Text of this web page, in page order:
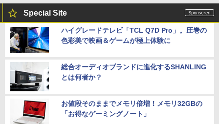
Special Site
ハイグレードテレビ「TCL Q7D Pro」。圧巻の
色彩美で映画＆ゲームが極上体験に
総合オーディオブランドに進化するSHANLING
とは何者か？
お値段そのままでメモリ倍増！メモリ32GBの
「お得なゲーミングノート」